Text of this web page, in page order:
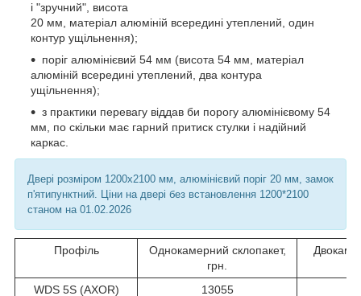
і "зручний", висота
20 мм, матеріал алюміній всередині утеплений, один
контур ущільнення);
поріг алюмінієвий 54 мм (висота 54 мм, матеріал
алюміній всередині утеплений, два контура
ущільнення);
з практики перевагу віддав би порогу алюмінієвому 54
мм, по скільки має гарний притиск стулки і надійний
каркас.
Двері розміром 1200х2100 мм, алюмінієвий поріг 20 мм, замок
п'ятипунктний. Ціни на двері без встановлення 1200*2100
станом на 01.02.2026
Профіль
Однокамерний склопакет,
грн.
WDS 5S (AXOR)
13055